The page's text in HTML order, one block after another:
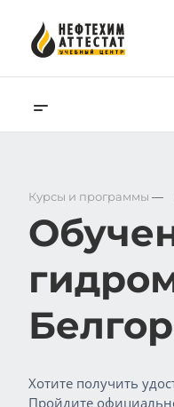
Курсы и программы —
Хотите получить
Пройдите